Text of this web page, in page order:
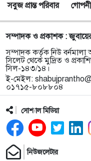
সবুজ প্রান্ত পরিবার
সম্পাদক ও প্রকাশক :
সম্পাদক কর্তৃক নিউ বর্নমালা
সিলেট থেকে মুদ্রিত ও
সিল-১৪৩/১৪।
ই-মেইল:
০১৭১৫-৮০৮৮০৪
সোশ্যাল মিডিয়া
নিউজলেটার